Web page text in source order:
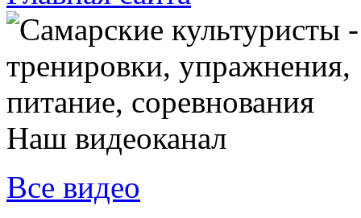
Наш видеоканал
Все видео